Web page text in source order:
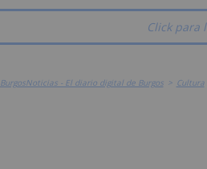
Click para
BurgosNoticias - El diario digital de Burgos > Cultura